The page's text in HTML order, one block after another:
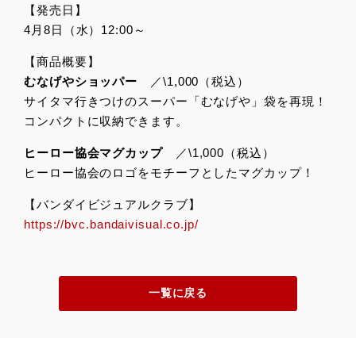
【発売日】
4月8日（水）12:00～
【商品概要】
むなげやショッパー ／\1,000（税込）
サイタマ行きつけのスーパー「むなげや」袋を再現！
コンパクトに収納できます。
ヒーロー協会マグカップ／\1,000（税込）
ヒーロー協会のロゴをモチーフとしたマグカップ！
【バンダイビジュアルクラブ】
https://bvc.bandaivisual.co.jp/
一覧に戻る